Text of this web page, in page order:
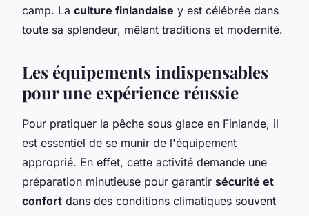
camp. La culture finlandaise y est célébrée dans
toute sa splendeur, mêlant traditions et modernité.
Les équipements indispensables
pour une expérience réussie
Pour pratiquer la pêche sous glace en Finlande, il
est essentiel de se munir de l'équipement
approprié. En effet, cette activité demande une
préparation minutieuse pour garantir sécurité et
confort dans des conditions climatiques souvent